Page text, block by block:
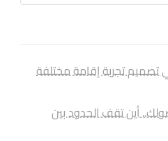
تجربة إقامة مختلفة
أين تقف الحدود بين